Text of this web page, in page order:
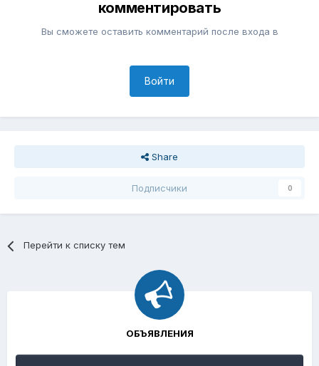
комментировать
Вы сможете оставить комментарий после входа в
Войти
Share
Подписчики 0
Перейти к списку тем
ОБЪЯВЛЕНИЯ